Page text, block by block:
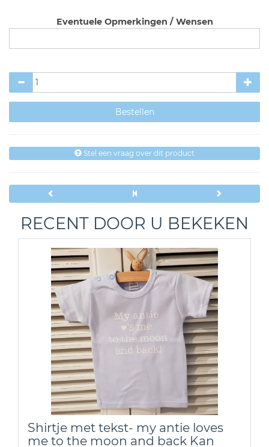
Eventuele Opmerkingen / Wensen
Stel een vraag over dit product
RECENT DOOR U BEKEKEN
Shirtje met tekst- my antie loves
me to the moon and back Kan